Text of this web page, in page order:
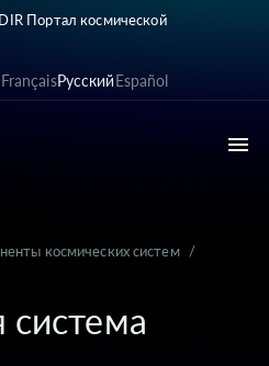
Портал космической
FrançaisРусскийEspañol
космических систем /
система